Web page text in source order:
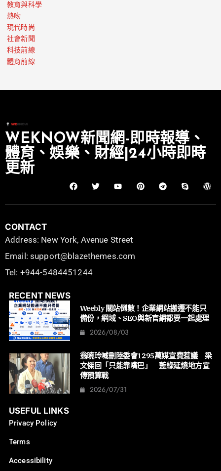
教育與科學
熱吻
現代時尚
社會新聞
科技前線
體育前線
WEKNOW新聞網-即時報導、
體育、娛樂、財經|24小時即時
更新
CONTACT
Address: New York, Avenue Street
Email: support@blazethemes.com
Tel: +944-5484451244
RECENT NEWS
Weebly 關站倒數！企業網站搬遷不能只
備份，網域、SEO與新官網都要一起處理
2026/08/03
翁曉玲喊刪陸委會1295萬媒宣費惹議 梁
文傑回「只能靠嘴巴」 藍綠延燒地方宣
傳預算戰
2026/07/31
USEFUL LINKS
Privacy Policy
Terms
Accessibility